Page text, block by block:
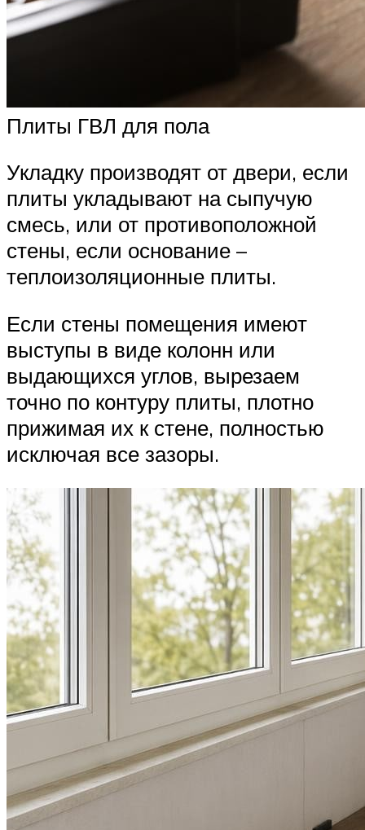
Плиты ГВЛ для пола
Укладку производят от двери, если
плиты укладывают на сыпучую
смесь, или от противоположной
стены, если основание –
теплоизоляционные плиты.
Если стены помещения имеют
выступы в виде колонн или
выдающихся углов, вырезаем
точно по контуру плиты, плотно
прижимая их к стене, полностью
исключая все зазоры.